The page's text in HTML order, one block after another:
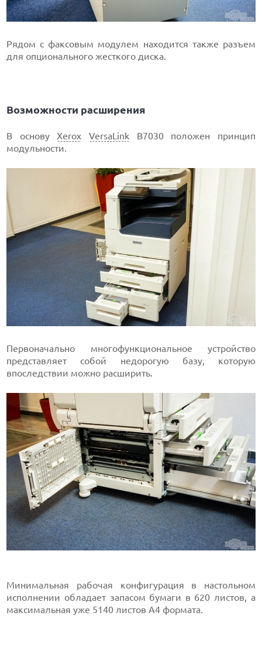
Рядом с факсовым модулем находится также разъем
для опционального жесткого диска.
Возможности расширения
В основуXerox VersaLink B7030 положен принцип
модульности.
Первоначально многофункциональное устройство
представляет собой недорогую базу, которую
впоследствии можно расширить.
Минимальная рабочая конфигурация в настольном
исполнении обладает запасом бумаги в 620 листов, а
максимальная уже 5140 листов А4 формата.